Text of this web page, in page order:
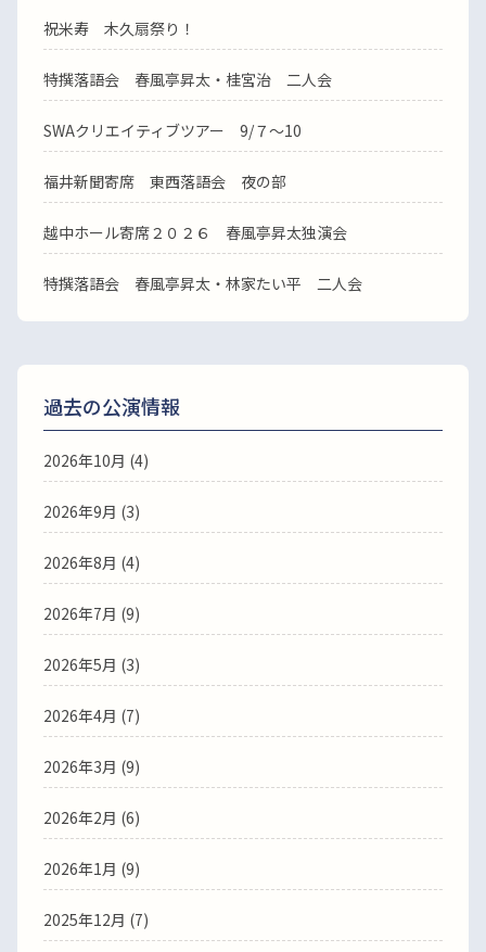
祝米寿 木久扇祭り！
特撰落語会 春風亭昇太・桂宮治 二人会
SWAクリエイティブツアー 9/７～10
福井新聞寄席 東西落語会 夜の部
越中ホール寄席２０２６ 春風亭昇太独演会
特撰落語会 春風亭昇太・林家たい平 二人会
過去の公演情報
2026年10月 (4)
2026年9月 (3)
2026年8月 (4)
2026年7月 (9)
2026年5月 (3)
2026年4月 (7)
2026年3月 (9)
2026年2月 (6)
2026年1月 (9)
2025年12月 (7)